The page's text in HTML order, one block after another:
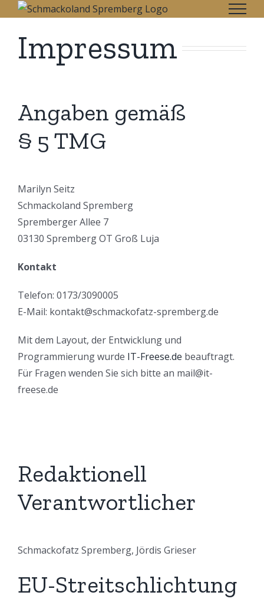
Zum
springenImpressum
Angaben gemäß
§ 5 TMG
Marilyn Seitz
Schmackoland Spremberg
Spremberger Allee 7
03130 Spremberg OT Groß Luja
Kontakt
Telefon: 0173/3090005
E-Mail: kontakt@schmackofatz-spremberg.de
Mit dem Layout, der Entwicklung und
Programmierung wurde IT-Freese.de beauftragt.
Für Fragen wenden Sie sich bitte an mail@it-
freese.de
Redaktionell
Verantwortlicher
Schmackofatz Spremberg, Jördis Grieser
EU-Streitschlichtung